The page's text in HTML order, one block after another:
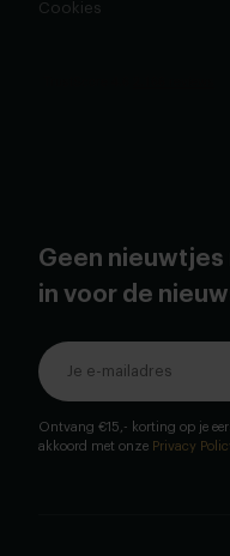
Cookies
Geen nieuwtjes
in voor de
Ontvang €15,- korting op je
akkoord met onze Privacy